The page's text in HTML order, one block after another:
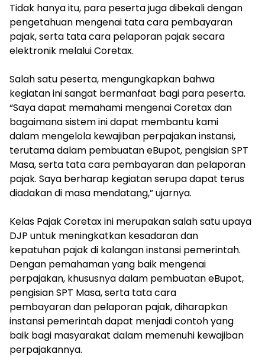
Tidak hanya itu, para peserta juga dibekali dengan
pengetahuan mengenai tata cara pembayaran
pajak, serta tata cara pelaporan pajak secara
elektronik melalui Coretax.
Salah satu peserta, mengungkapkan bahwa
kegiatan ini sangat bermanfaat bagi para peserta.
“Saya dapat memahami mengenai Coretax dan
bagaimana sistem ini dapat membantu kami
dalam mengelola kewajiban perpajakan instansi,
terutama dalam pembuatan eBupot, pengisian SPT
Masa, serta tata cara pembayaran dan pelaporan
pajak. Saya berharap kegiatan serupa dapat terus
diadakan di masa mendatang,” ujarnya.
Kelas Pajak Coretax ini merupakan salah satu upaya
DJP untuk meningkatkan kesadaran dan
kepatuhan pajak di kalangan instansi pemerintah.
Dengan pemahaman yang baik mengenai
perpajakan, khususnya dalam pembuatan eBupot,
pengisian SPT Masa, serta tata cara
pembayaran dan pelaporan pajak, diharapkan
instansi pemerintah dapat menjadi contoh yang
baik bagi masyarakat dalam memenuhi kewajiban
perpajakannya.